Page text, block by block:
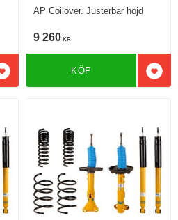
Lägg till i favoriter
AP Coilover. Justerbar höjd
9 260 KR
KÖP